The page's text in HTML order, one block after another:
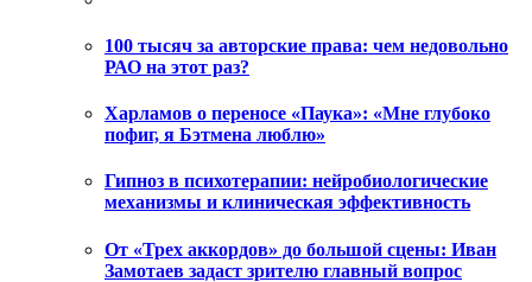
100 тысяч за авторские права: чем недовольно
РАО на этот раз?
Харламов о переносе «Паука»: «Мне глубоко
пофиг, я Бэтмена люблю»
Гипноз в психотерапии: нейробиологические
механизмы и клиническая эффективность
От «Трех аккордов» до большой сцены: Иван
Замотаев задаст зрителю главный вопрос